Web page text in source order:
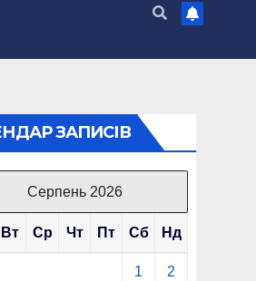
ЗАПИСІВ
Серпень 2026
Вт Ср Чт Пт Сб Нд
1 2